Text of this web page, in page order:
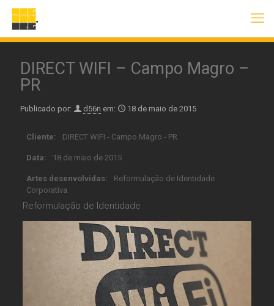
DIRECT WIFI – Campo Magro –
PR
Publicado por: d56n em: 18 de maio de 2015
Cliente: DIRECT WIFI - Campo Magro - PR
Data: 18 de maio de 2015
Artes desenvolvidas:
Reformulação de Identidade
Corporativa.
Reformulação de Identidade